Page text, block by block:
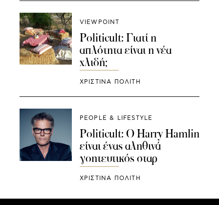
VIEWPOINT
Politicult: Γιατί η
απλότητα είναι η νέα
χλιδή;
ΧΡΙΣΤΙΝΑ ΠΟΛΙΤΗ
PEOPLE & LIFESTYLE
Politicult: Ο Harry Hamlin
είναι ένας αληθινά
γοητευτικός σταρ
ΧΡΙΣΤΙΝΑ ΠΟΛΙΤΗ